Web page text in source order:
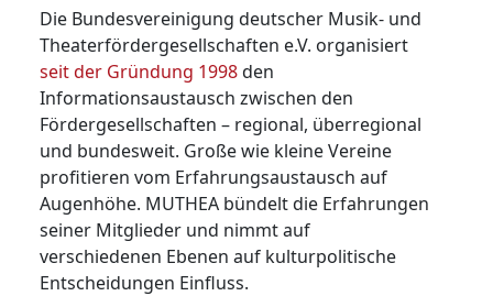
Die Bundesvereinigung deutscher Musik- und
Theaterfördergesellschaften e.V. organisiert
seit der Gründung 1998den
Informationsaustausch zwischen den
Fördergesellschaften – regional, überregional
und bundesweit. Große wie kleine Vereine
profitieren vom Erfahrungsaustausch auf
Augenhöhe. MUTHEA bündelt die Erfahrungen
seiner Mit­glie­der und nimmt auf
verschiedenen Ebenen auf kulturpolitische
Entscheidungen Einfluss.